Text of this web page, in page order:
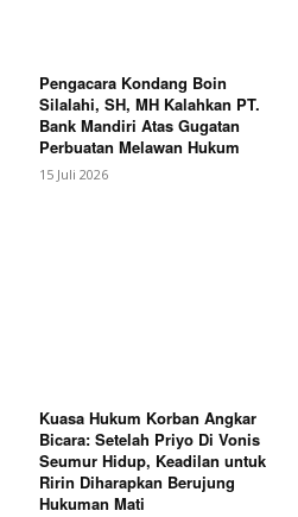
Pengacara Kondang Boin
Silalahi, SH, MH Kalahkan PT.
Bank Mandiri Atas Gugatan
Perbuatan Melawan Hukum
15 Juli 2026
Kuasa Hukum Korban Angkar
Bicara: Setelah Priyo Di Vonis
Seumur Hidup, Keadilan untuk
Ririn Diharapkan Berujung
Hukuman Mati